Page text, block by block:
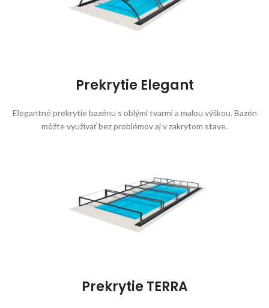
Prekrytie Elegant
Elegantné prekrytie bazénu s oblými tvarmi a malou výškou. Bazén
môžte využívať bez problémov aj v zakrytom stave.
Prekrytie TERRA